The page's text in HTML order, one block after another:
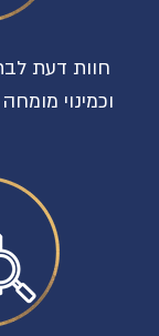
חוות דעת
וכמינוי